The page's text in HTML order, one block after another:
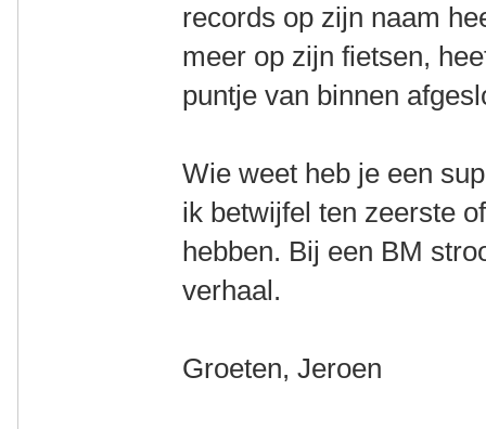
records op zijn naam
meer op zijn fietsen,
puntje van binnen
Wie weet heb je een
ik betwijfel ten zeerste
hebben. Bij een BM
verhaal.
Groeten, Jeroen